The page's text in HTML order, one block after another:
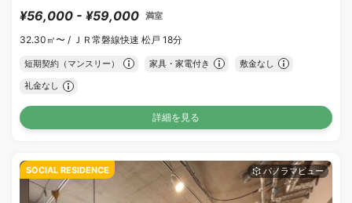
¥56,000 - ¥59,000 満室
32.30㎡〜 / ＪＲ常磐線快速 松戸 18分
短期契約（マンスリー） 家具・家電付き 敷金なし
礼金なし
詳細を見る
SOCIAL RESIDENCE